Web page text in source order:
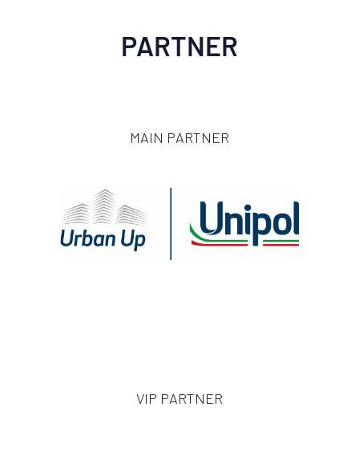
PARTNER
MAIN PARTNER
VIP PARTNER